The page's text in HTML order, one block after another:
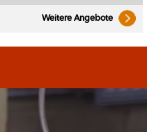
Weitere Angebote